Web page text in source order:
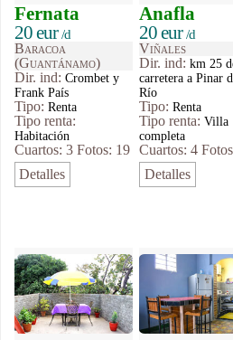
Fernata
20 eur/d
Baracoa
(Guantánamo)
Dir. ind: Crombet y
Frank País
Tipo: Renta
Tipo renta:
Habitación
Cuartos: 3 Fotos: 19
Detalles
Anafla
20 eur/d
Viñales
Dir. ind:km 25
carretera a Pinar
Río
Tipo:Renta
Tipo renta:Villa
completa
Cuartos: 4
Detalles